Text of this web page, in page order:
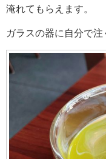
淹れてもらえます。
ガラスの器に自分で注